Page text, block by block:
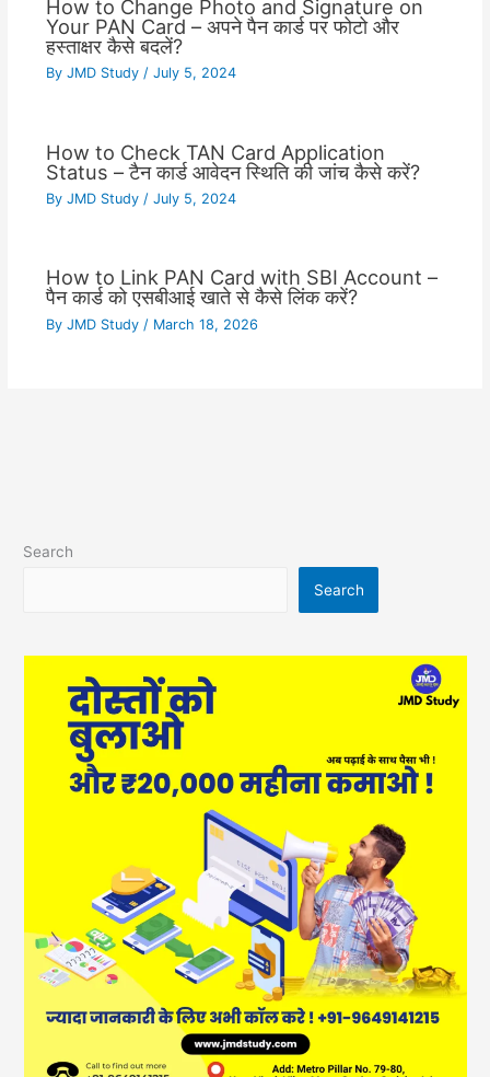
How to Change Photo and Signature on
Your PAN Card – अपने पैन कार्ड पर फोटो और
हस्ताक्षर कैसे बदलें?
By JMD Study / July 5, 2024
How to Check TAN Card Application
Status – टैन कार्ड आवेदन स्थिति की जांच कैसे करें?
By JMD Study / July 5, 2024
How to Link PAN Card with SBI Account –
पैन कार्ड को एसबीआई खाते से कैसे लिंक करें?
By JMD Study / March 18, 2026
Search
Search